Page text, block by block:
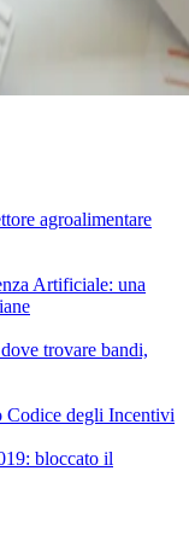
agroalimentare
Artificiale: una
trovare bandi,
Codice degli Incentivi
bloccato il